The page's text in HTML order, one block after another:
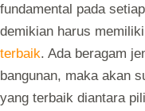
fundamental pada
demikian harus memiliki
terbaik. Ada beragam
bangunan, maka akan
yang terbaik diantara